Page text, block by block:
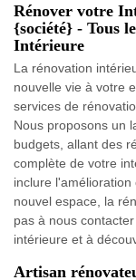
Rénover votre
{société} - Tous
Intérieure
La rénovation
nouvelle vie à votre
services de
Nous proposons un
budgets, allant des
complète de votre
inclure
nouvel espace, la
pas à nous
intérieure et à
Artisan